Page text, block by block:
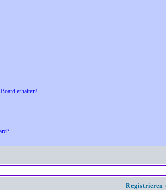
erhalten!
Registrieren